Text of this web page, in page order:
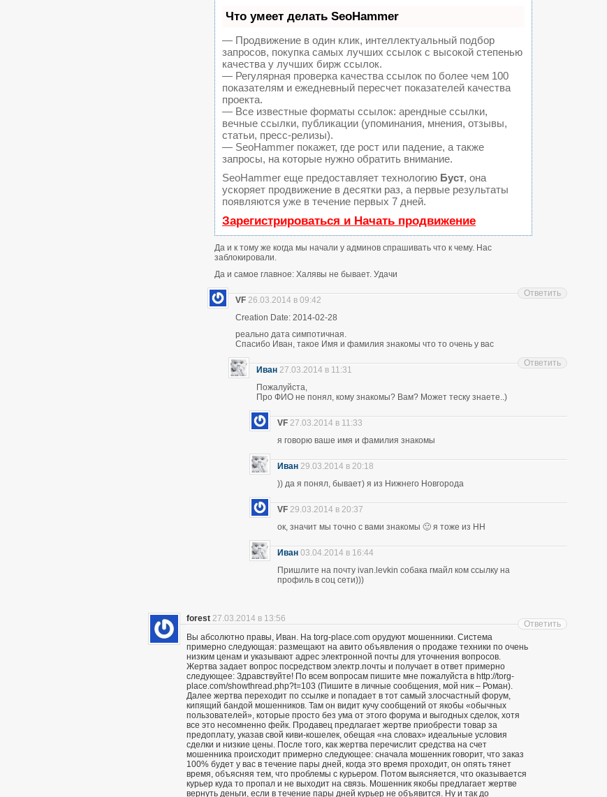
Что умеет делать SeoHammer
— Продвижение в один клик, интеллектуальный подбор
запросов, покупка самых лучших ссылок с высокой степенью
качества у лучших бирж ссылок.
— Регулярная проверка качества ссылок по более чем 100
показателям и ежедневный пересчет показателей качества
проекта.
— Все известные форматы ссылок: арендные ссылки,
вечные ссылки, публикации (упоминания, мнения, отзывы,
статьи, пресс-релизы).
— SeoHammer покажет, где рост или падение, а также
запросы, на которые нужно обратить внимание.
SeoHammer еще предоставляет технологию Буст, она
ускоряет продвижение в десятки раз, а первые результаты
появляются уже в течение первых 7 дней.
Зарегистрироваться и Начать продвижение
Да и к тому же когда мы начали у админов спрашивать что к чему. Нас
заблокировали.
Да и самое главное: Халявы не бывает. Удачи
VF 26.03.2014 в 09:42
Creation Date: 2014-02-28
реально дата симпотичная.
Спасибо Иван, такое Имя и фамилия знакомы что то очень у вас
Ответить
Иван 27.03.2014 в 11:31
Пожалуйста,
Про ФИО не понял, кому знакомы? Вам? Может теску знаете..)
Ответить
VF 27.03.2014 в 11:33
я говорю ваше имя и фамилия знакомы
Иван 29.03.2014 в 20:18
)) да я понял, бывает) я из Нижнего Новгорода
VF 29.03.2014 в 20:37
ок, значит мы точно с вами знакомы 🙂 я тоже из НН
Иван 03.04.2014 в 16:44
Пришлите на почту ivan.levkin собака гмайл ком ссылку на
профиль в соц сети)))
forest 27.03.2014 в 13:56
Вы абсолютно правы, Иван. На torg-place.com орудуют мошенники. Система
примерно следующая: размещают на авито объявления о продаже техники по очень
низким ценам и указывают адрес электронной почты для уточнения вопросов.
Жертва задает вопрос посредством электр.почты и получает в ответ примерно
следующее: Здравствуйте! По всем вопросам пишите мне пожалуйста в http://torg-
place.com/showthread.php?t=103 (Пишите в личные сообщения, мой ник – Роман).
Далее жертва переходит по ссылке и попадает в тот самый злосчастный форум,
кипящий бандой мошенников. Там он видит кучу сообщений от якобы «обычных
пользователей», которые просто без ума от этого форума и выгодных сделок, хотя
все это несомненно фейк. Продавец предлагает жертве приобрести товар за
предоплату, указав свой киви-кошелек, обещая «на словах» идеальные условия
сделки и низкие цены. После того, как жертва перечислит средства на счет
мошенника происходит примерно следующее: сначала мошенник говорит, что заказ
100% будет у вас в течение пары дней, когда это время проходит, он опять тянет
время, объясняя тем, что проблемы с курьером. Потом выясняется, что оказывается
курьер куда то пропал и не выходит на связь. Мошенник якобы предлагает жертве
вернуть деньги, если в течение пары дней курьер не объявится. Ну и так до
Ответить